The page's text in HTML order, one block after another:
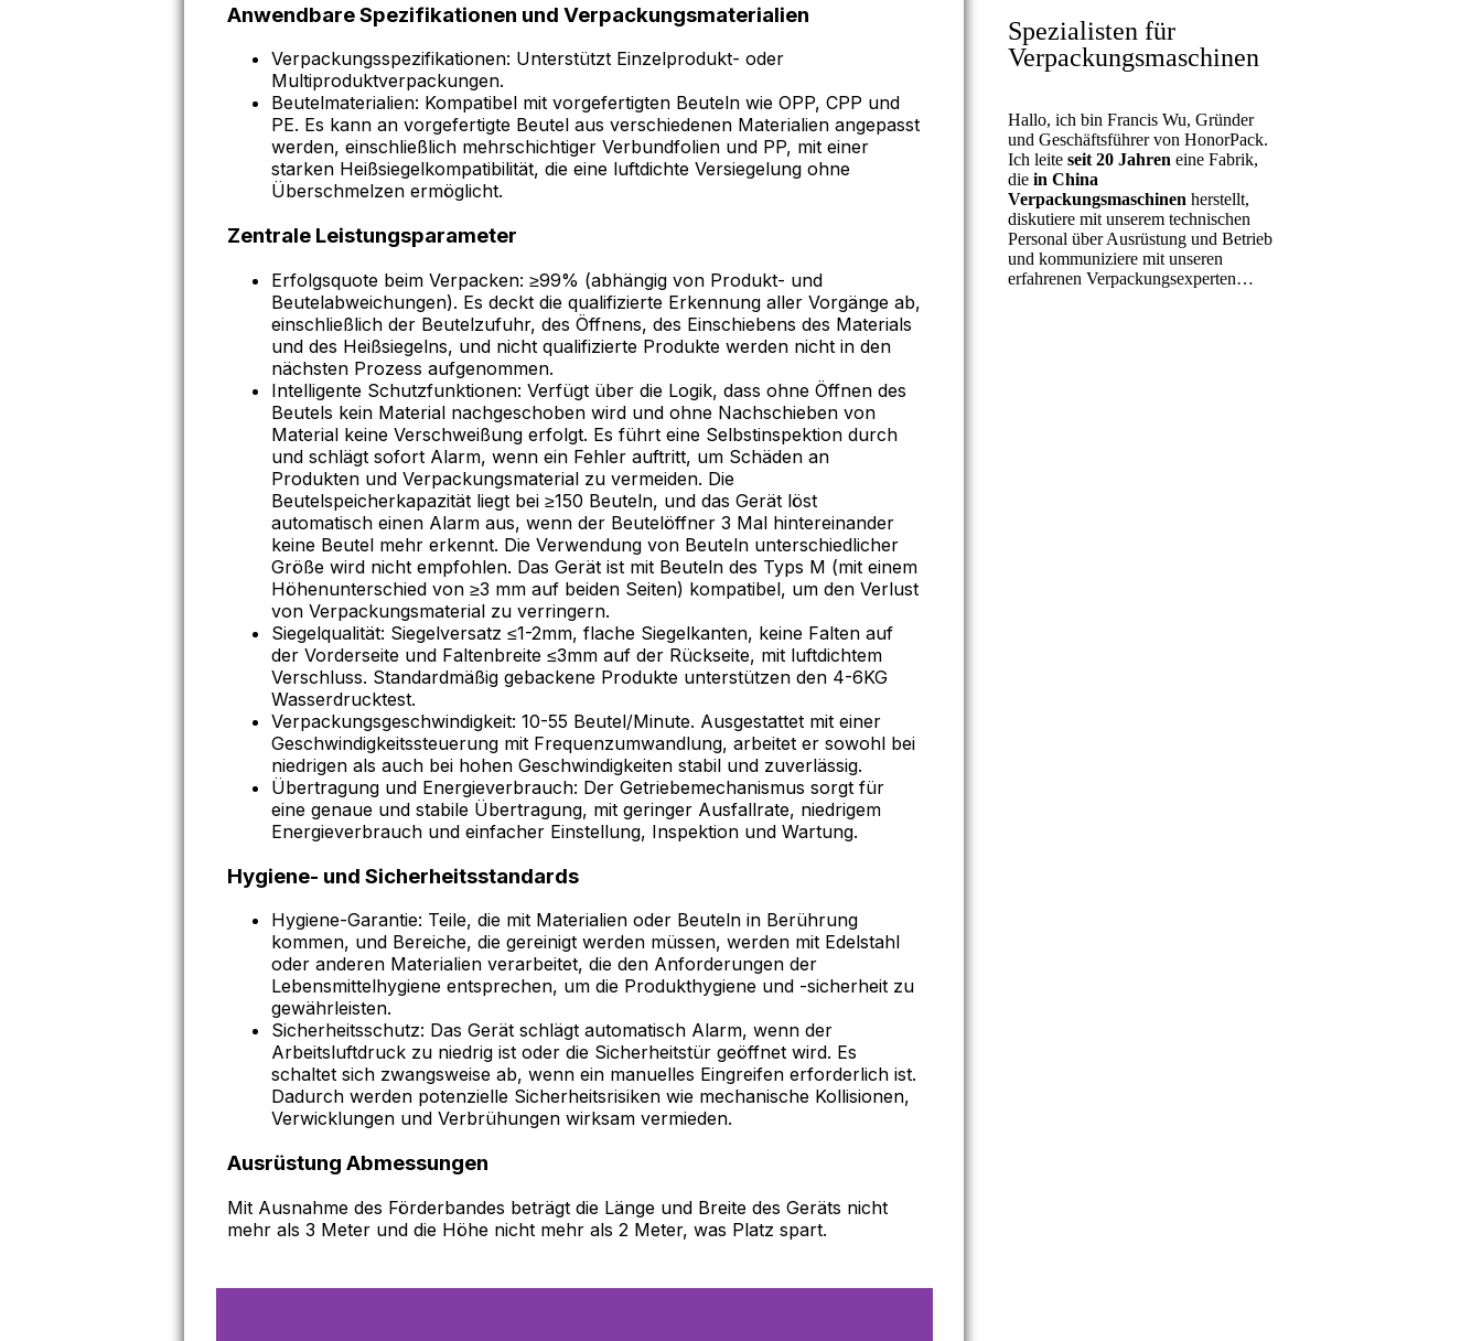
Anwendbare Spezifikationen und Verpackungsmaterialien
Verpackungsspezifikationen: Unterstützt Einzelprodukt- oder
Multiproduktverpackungen.
Beutelmaterialien: Kompatibel mit vorgefertigten Beuteln wie OPP, CPP und
PE. Es kann an vorgefertigte Beutel aus verschiedenen Materialien angepasst
werden, einschließlich mehrschichtiger Verbundfolien und PP, mit einer
starken Heißsiegelkompatibilität, die eine luftdichte Versiegelung ohne
Überschmelzen ermöglicht.
Zentrale Leistungsparameter
Erfolgsquote beim Verpacken: ≥99% (abhängig von Produkt- und
Beutelabweichungen). Es deckt die qualifizierte Erkennung aller Vorgänge ab,
einschließlich der Beutelzufuhr, des Öffnens, des Einschiebens des Materials
und des Heißsiegelns, und nicht qualifizierte Produkte werden nicht in den
nächsten Prozess aufgenommen.
Intelligente Schutzfunktionen: Verfügt über die Logik, dass ohne Öffnen des
Beutels kein Material nachgeschoben wird und ohne Nachschieben von
Material keine Verschweißung erfolgt. Es führt eine Selbstinspektion durch
und schlägt sofort Alarm, wenn ein Fehler auftritt, um Schäden an
Produkten und Verpackungsmaterial zu vermeiden. Die
Beutelspeicherkapazität liegt bei ≥150 Beuteln, und das Gerät löst
automatisch einen Alarm aus, wenn der Beutelöffner 3 Mal hintereinander
keine Beutel mehr erkennt. Die Verwendung von Beuteln unterschiedlicher
Größe wird nicht empfohlen. Das Gerät ist mit Beuteln des Typs M (mit einem
Höhenunterschied von ≥3 mm auf beiden Seiten) kompatibel, um den Verlust
von Verpackungsmaterial zu verringern.
Siegelqualität: Siegelversatz ≤1-2mm, flache Siegelkanten, keine Falten auf
der Vorderseite und Faltenbreite ≤3mm auf der Rückseite, mit luftdichtem
Verschluss. Standardmäßig gebackene Produkte unterstützen den 4-6KG
Wasserdrucktest.
Verpackungsgeschwindigkeit: 10-55 Beutel/Minute. Ausgestattet mit einer
Geschwindigkeitssteuerung mit Frequenzumwandlung, arbeitet er sowohl bei
niedrigen als auch bei hohen Geschwindigkeiten stabil und zuverlässig.
Übertragung und Energieverbrauch: Der Getriebemechanismus sorgt für
eine genaue und stabile Übertragung, mit geringer Ausfallrate, niedrigem
Energieverbrauch und einfacher Einstellung, Inspektion und Wartung.
Hygiene- und Sicherheitsstandards
Hygiene-Garantie: Teile, die mit Materialien oder Beuteln in Berührung
kommen, und Bereiche, die gereinigt werden müssen, werden mit Edelstahl
oder anderen Materialien verarbeitet, die den Anforderungen der
Lebensmittelhygiene entsprechen, um die Produkthygiene und -sicherheit zu
gewährleisten.
Sicherheitsschutz: Das Gerät schlägt automatisch Alarm, wenn der
Arbeitsluftdruck zu niedrig ist oder die Sicherheitstür geöffnet wird. Es
schaltet sich zwangsweise ab, wenn ein manuelles Eingreifen erforderlich ist.
Dadurch werden potenzielle Sicherheitsrisiken wie mechanische Kollisionen,
Verwicklungen und Verbrühungen wirksam vermieden.
Ausrüstung Abmessungen
Mit Ausnahme des Förderbandes beträgt die Länge und Breite des Geräts nicht
mehr als 3 Meter und die Höhe nicht mehr als 2 Meter, was Platz spart.
Spezialisten für
Verpackungsmaschinen
Hallo, ich bin Francis Wu, Gründer
und Geschäftsführer von HonorPack.
Ich leiteseit 20 Jahren eine Fabrik,
diein China
Verpackungsmaschinen herstellt,
diskutiere mit unserem technischen
Personal über Ausrüstung und Betrieb
und kommuniziere mit unseren
erfahrenen Verpackungsexperten…